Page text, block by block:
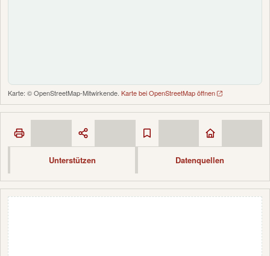
Karte: © OpenStreetMap-Mitwirkende. Karte bei OpenStreetMap öffnen
Unterstützen Datenquellen